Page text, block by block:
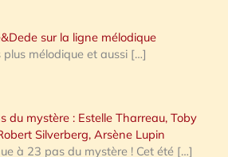
sur la ligne mélodique
plus mélodique et aussi […]
du mystère : Estelle Tharreau, Toby
Silverberg, Arsène Lupin
à 23 pas du mystère ! Cet été […]